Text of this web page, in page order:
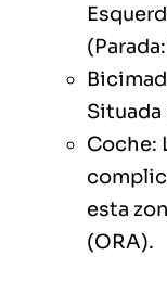
Situada
Coche:
esta
(ORA).